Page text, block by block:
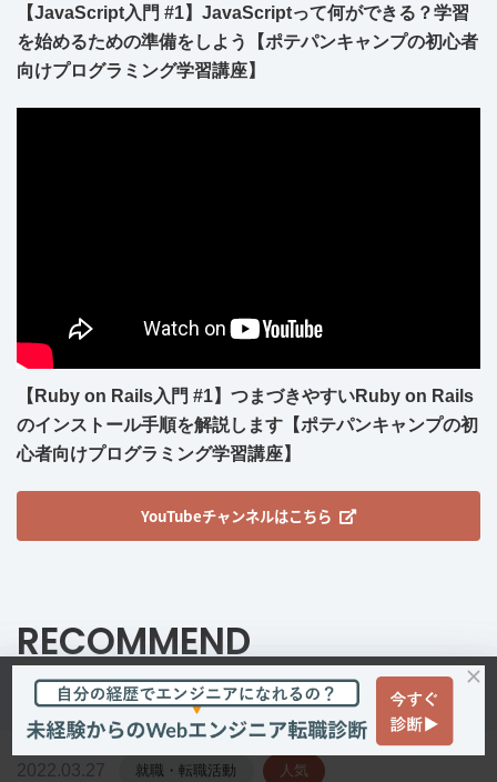
【JavaScript入門 #1】JavaScriptって何ができる？学習
を始めるための準備をしよう【ポテパンキャンプの初心者
向けプログラミング学習講座】
【Ruby on Rails入門 #1】つまづきやすいRuby on Rails
のインストール手順を解説します【ポテパンキャンプの初
心者向けプログラミング学習講座】
YouTubeチャンネルはこちら
RECOMMEND
おすすめ記事
2022.03.27 就職・転職活動 人気